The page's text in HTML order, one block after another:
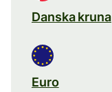
Danska kruna
Euro